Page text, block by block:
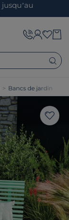
jusqu’au
> Bancs de jardin